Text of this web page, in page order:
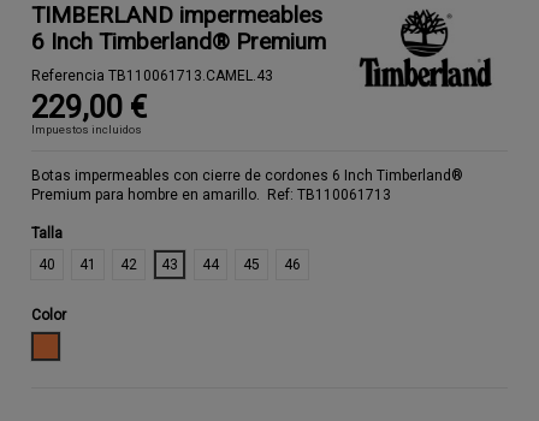
TIMBERLAND impermeables
6 Inch Timberland® Premium
Referencia TB110061713.CAMEL.43
229,00 €
Impuestos incluidos
Botas impermeables con cierre de cordones 6 Inch Timberland®
Premium para hombre en amarillo. Ref: TB110061713
Talla
40
41 42 43 44 45 46
Color